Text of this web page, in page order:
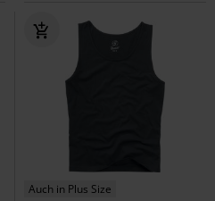
Auch in Plus Size